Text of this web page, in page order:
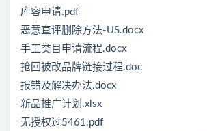
库容申请.pdf
恶意直评删除方法-US.docx
手工类目申请流程.docx
抢回被改品牌链接过程.doc
报错及解决办法.docx
新品推广计划.xlsx
无授权过5461.pdf